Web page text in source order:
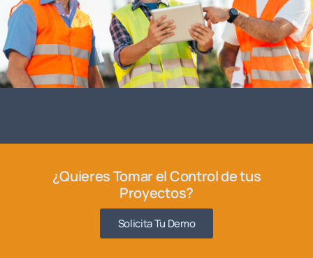
¿Quieres Tomar el Control de tus
Proyectos?
Solicita Tu Demo